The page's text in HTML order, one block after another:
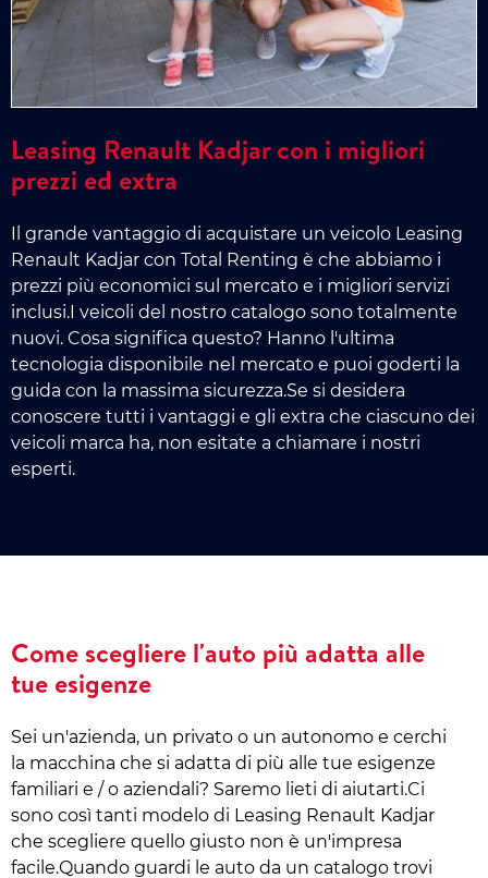
Leasing Renault Kadjar con i migliori
prezzi ed extra
Il grande vantaggio di acquistare un veicolo Leasing
Renault Kadjar con Total Renting è che abbiamo i
prezzi più economici sul mercato e i migliori servizi
inclusi.I veicoli del nostro catalogo sono totalmente
nuovi. Cosa significa questo? Hanno l'ultima
tecnologia disponibile nel mercato e puoi goderti la
guida con la massima sicurezza.Se si desidera
conoscere tutti i vantaggi e gli extra che ciascuno dei
veicoli marca ha, non esitate a chiamare i nostri
esperti.
Come scegliere l'auto più adatta alle
tue esigenze
Sei un'azienda, un privato o un autonomo e cerchi
la macchina che si adatta di più alle tue esigenze
familiari e / o aziendali? Saremo lieti di aiutarti.Ci
sono così tanti modelo di Leasing Renault Kadjar
che scegliere quello giusto non è un'impresa
facile.Quando guardi le auto da un catalogo trovi